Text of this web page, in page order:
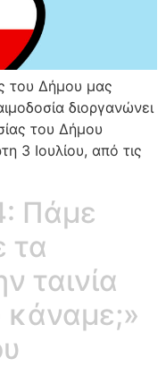
του Δήμου μας
διοργανώνει
του Δήμου
3 Ιουλίου, από τις
Πάμε
τα
ταινία
κάναμε;»